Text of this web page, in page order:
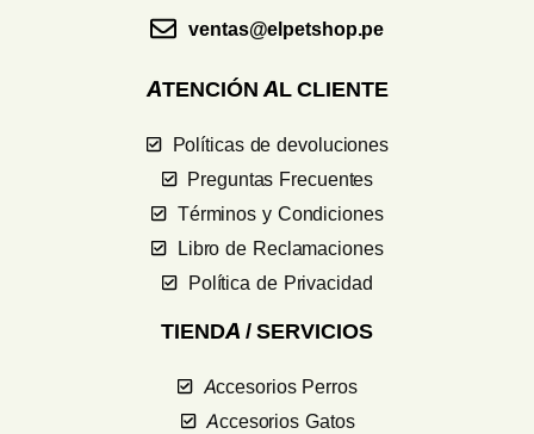
ventas@elpetshop.pe
ATENCIÓN AL CLIENTE
Políticas de devoluciones
Preguntas Frecuentes
Términos y Condiciones
Libro de Reclamaciones
Política de Privacidad
TIENDA / SERVICIOS
Accesorios Perros
Accesorios Gatos